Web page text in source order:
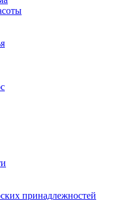
принадлежностей